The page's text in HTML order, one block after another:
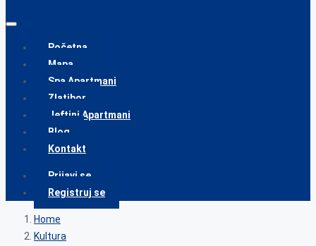
Početna
Mapa
Spa Apartmani
Zlatibor
Jeftini Apartmani
Blog
Kontakt
Prijavi se
Registruj se
Home
Kultura